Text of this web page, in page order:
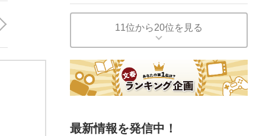
11位から20位を見る
最新情報を発信中！